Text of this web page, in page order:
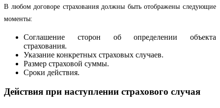
В любом договоре страхования должны быть отображены следующие
моменты:
Соглашение сторон об определении объекта
страхования.
Указание конкретных страховых случаев.
Размер страховой суммы.
Сроки действия.
Действия при наступлении страхового случая